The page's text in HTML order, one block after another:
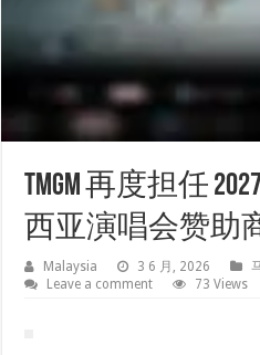
TMGM 再度担任
西亚演唱会赞助商
Malaysia 3 6 月, 2026
Leave a comment
73 Views